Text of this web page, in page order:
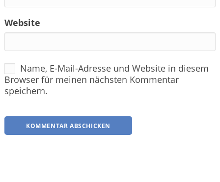
Website
Name, E-Mail-Adresse und Website in diesem
Browser für meinen nächsten Kommentar
speichern.